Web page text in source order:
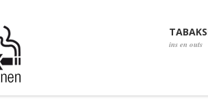
ins en outs